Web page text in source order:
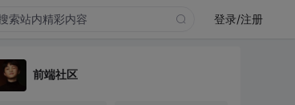
登录/注册
前端社区